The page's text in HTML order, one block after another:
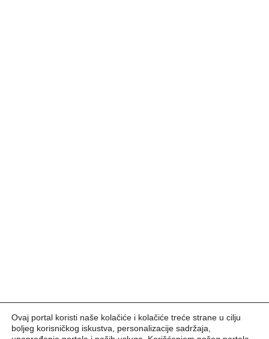
Ovaj portal koristi naše kolačiće i kolačiće treće strane u cilju
boljeg korisničkog iskustva, personalizacije sadržaja,